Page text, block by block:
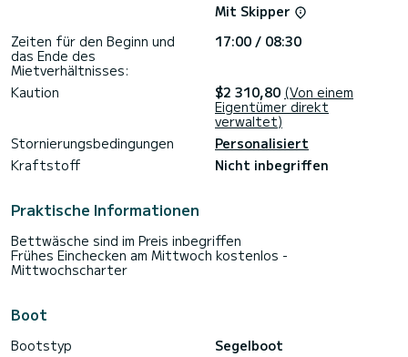
Buchungsanfragen und unverbindliche Preisanfragen werden
direkt von SamBoat bearbeitet. Über die Plattform erhalten
Sie die besten Preise.
Mit Skipper
Zeiten für den Beginn und
das Ende des
Mietverhältnisses:
17:00 / 08:30
Kaution $2 310,80 (Von einem
Eigentümer direkt
verwaltet)
Stornierungsbedingungen
Personalisiert
Kraftstoff
Nicht inbegriffen
Praktische Informationen
Bettwäsche sind im Preis inbegriffen
Frühes Einchecken am Mittwoch kostenlos -
Mittwochscharter
Boot
Bootstyp
Segelboot